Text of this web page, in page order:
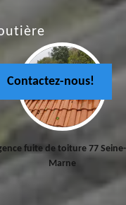
Contactez-nous!
fuite de toiture 77
Marne